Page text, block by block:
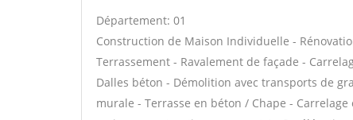
Département: 01
Construction de Maison Individuelle -
Terrassement - Ravalement de façade -
Dalles béton - Démolition avec transports de
murale - Terrasse en béton / Chape -